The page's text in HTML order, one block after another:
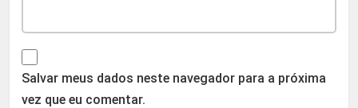
Salvar meus dados neste navegador para a próxima
vez que eu comentar.